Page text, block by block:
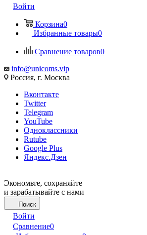
Войти
Корзина0
Избранные товары0
Сравнение товаров0
info@unicoms.vip
Россия, г. Москва
Вконтакте
Twitter
Telegram
YouTube
Одноклассники
Rutube
Google Plus
Яндекс.Дзен
Экономьте, сохраняйте
и зарабатывайте с нами
Поиск
Войти
Сравнение0